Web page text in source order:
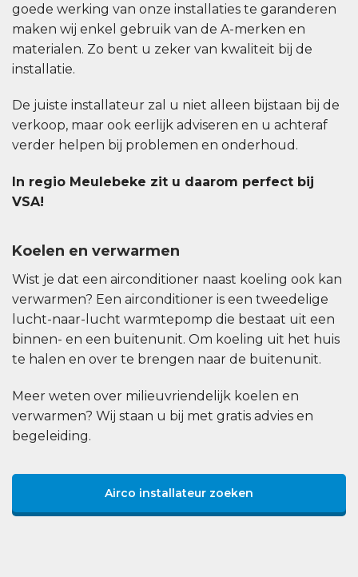
goede werking van onze installaties te garanderen
maken wij enkel gebruik van de A-merken en
materialen. Zo bent u zeker van kwaliteit bij de
installatie.
De juiste installateur zal u niet alleen bijstaan bij de
verkoop, maar ook eerlijk adviseren en u achteraf
verder helpen bij problemen en onderhoud.
In regio Meulebeke zit u daarom perfect bij
VSA!
Koelen en verwarmen
Wist je dat een airconditioner naast koeling ook kan
verwarmen? Een airconditioner is een tweedelige
lucht-naar-lucht warmtepomp die bestaat uit een
binnen- en een buitenunit. Om koeling uit het huis
te halen en over te brengen naar de buitenunit.
Meer weten over milieuvriendelijk koelen en
verwarmen? Wij staan u bij met gratis advies en
begeleiding.
Airco installateur zoeken